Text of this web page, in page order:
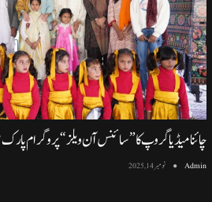
چائنا میڈیا گروپ کا ”سائنس آن ویلز“ پروگرام
Admin نومبر 14, 2025